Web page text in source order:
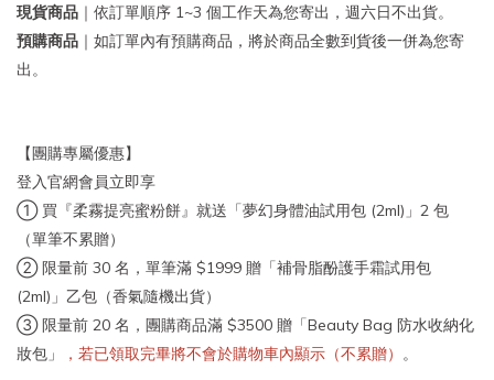
現貨商品 ｜依訂單順序 1~3 個工作天為您寄出，週六日不出貨。
預購商品 ｜如訂單內有預購商品，將於商品全數到貨後一併為您寄
出。
【團購專屬優惠】
登入官網會員立即享
① 買『柔霧提亮蜜粉餅』就送「夢幻身體油試用包 (2ml)」2 包
（單筆不累贈）
② 限量前 30 名，單筆滿 $1999 贈「補骨脂酚護手霜試用包
(2ml)」乙包（香氣隨機出貨）
③ 限量前 20 名，團購商品滿 $3500 贈「Beauty Bag 防水收納化
妝包」
，若已領取完畢將不會於購物車內顯示（不累贈） 。